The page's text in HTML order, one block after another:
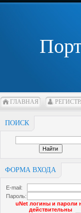
ГЛАВНАЯ
ПОИСК
ФОРМА ВХОДА
E-mail:
Пароль:
uNet логины и пароли
действительны